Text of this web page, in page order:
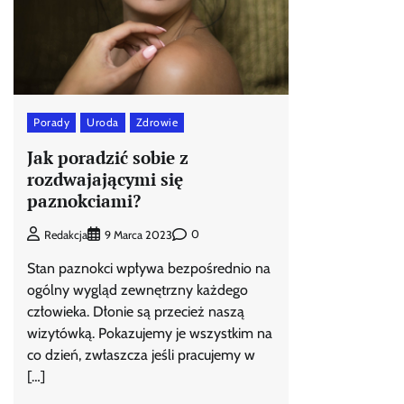
Porady Uroda Zdrowie
Jak poradzić sobie z
rozdwajającymi się
paznokciami?
Redakcja 9 Marca 2023 0
Stan paznokci wpływa bezpośrednio na
ogólny wygląd zewnętrzny każdego
człowieka. Dłonie są przecież naszą
wizytówką. Pokazujemy je wszystkim na
co dzień, zwłaszcza jeśli pracujemy w
[…]